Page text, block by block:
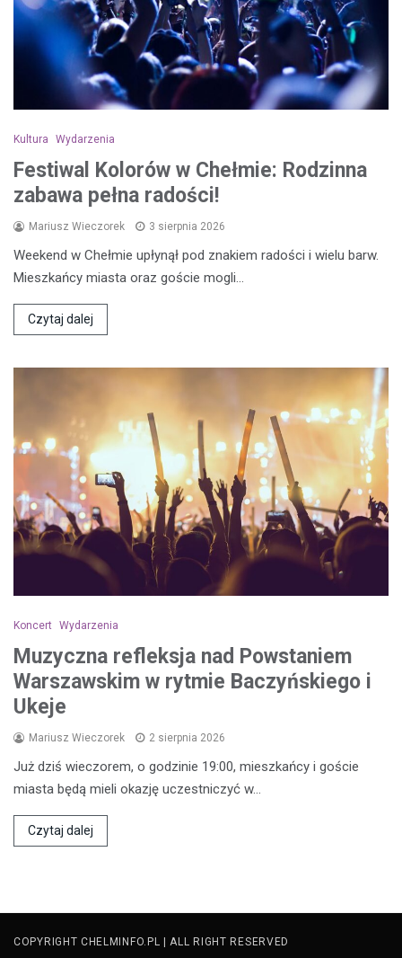
Kultura Wydarzenia
Festiwal Kolorów w Chełmie: Rodzinna
zabawa pełna radości!
Mariusz Wieczorek 3 sierpnia 2026
Weekend w Chełmie upłynął pod znakiem radości i wielu barw.
Mieszkańcy miasta oraz goście mogli…
Czytaj dalej
Koncert Wydarzenia
Muzyczna refleksja nad Powstaniem
Warszawskim w rytmie Baczyńskiego i
Ukeje
Mariusz Wieczorek 2 sierpnia 2026
Już dziś wieczorem, o godzinie 19:00, mieszkańcy i goście
miasta będą mieli okazję uczestniczyć w…
Czytaj dalej
COPYRIGHT CHELMINFO.PL | ALL RIGHT RESERVED